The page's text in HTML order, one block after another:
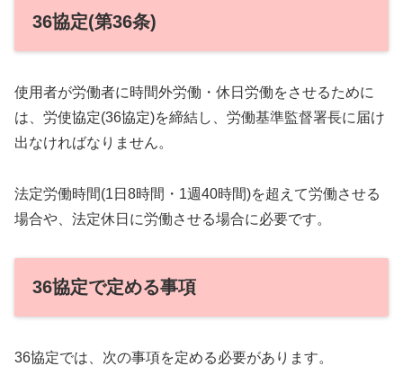
36協定(第36条)
使用者が労働者に時間外労働・休日労働をさせるために
は、労使協定(36協定)を締結し、労働基準監督署長に届け
出なければなりません。
法定労働時間(1日8時間・1週40時間)を超えて労働させる
場合や、法定休日に労働させる場合に必要です。
36協定で定める事項
36協定では、次の事項を定める必要があります。